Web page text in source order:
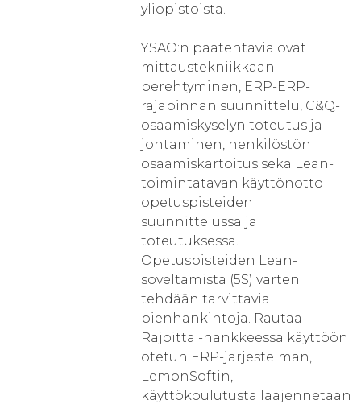
yliopistoista.
YSAO:n päätehtäviä ovat
mittaustekniikkaan
perehtyminen, ERP-ERP-
rajapinnan suunnittelu, C&Q-
osaamiskyselyn toteutus ja
johtaminen, henkilöstön
osaamiskartoitus sekä Lean-
toimintatavan käyttönotto
opetuspisteiden
suunnittelussa ja
toteutuksessa.
Opetuspisteiden Lean-
soveltamista (5S) varten
tehdään tarvittavia
pienhankintoja. Rautaa
Rajoitta -hankkeessa käyttöön
otetun ERP-järjestelmän,
LemonSoftin,
käyttökoulutusta laajennetaan